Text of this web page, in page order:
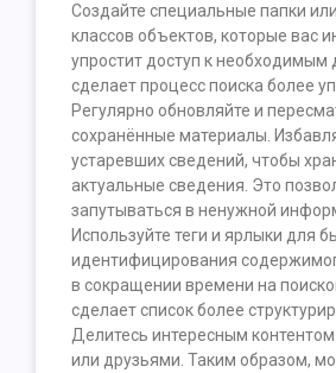
Создайте специальные папки
классов объектов, которые вас
упростит доступ к необходимым
сделает процесс поиска более
Регулярно обновляйте и
сохранённые материалы.
устаревших сведений, чтобы
актуальные сведения. Это
запутываться в ненужной
Используйте теги и ярлыки для
идентифицирования
в сокращении времени на
сделает список более
Делитесь интересным
или друзьями. Таким образом,